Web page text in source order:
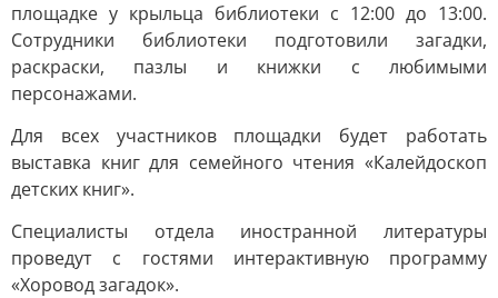
площадке у крыльца библиотеки с 12:00 до 13:00.
Сотрудники библиотеки подготовили загадки,
раскраски, пазлы и книжки с любимыми
персонажами.
Для всех участников площадки будет работать
выставка книг для семейного чтения «Калейдоскоп
детских книг».
Специалисты отдела иностранной литературы
проведут с гостями интерактивную программу
«Хоровод загадок».